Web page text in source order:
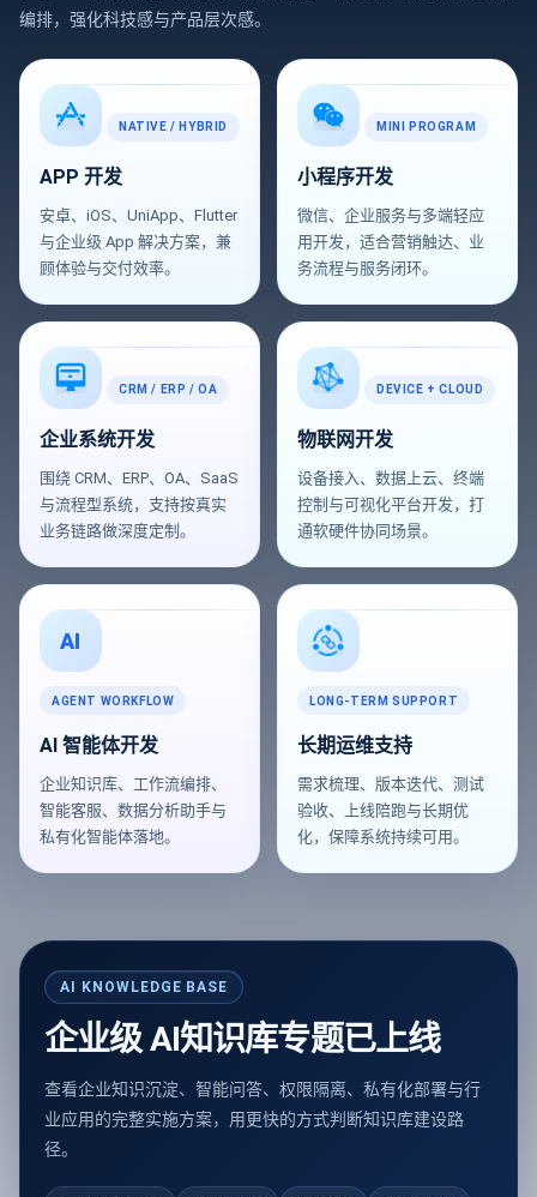
编排，强化科技感与产品层次感。
NATIVE / HYBRID
APP 开发
安卓、iOS、UniApp、Flutter
与企业级 App 解决方案，兼
顾体验与交付效率。
MINI PROGRAM
小程序开发
微信、企业服务与多端轻应
用开发，适合营销触达、业
务流程与服务闭环。
CRM / ERP / OA
企业系统开发
围绕 CRM、ERP、OA、SaaS
与流程型系统，支持按真实
业务链路做深度定制。
DEVICE + CLOUD
物联网开发
设备接入、数据上云、终端
控制与可视化平台开发，打
通软硬件协同场景。
AI
AGENT WORKFLOW
AI 智能体开发
企业知识库、工作流编排、
智能客服、数据分析助手与
私有化智能体落地。
LONG-TERM SUPPORT
长期运维支持
需求梳理、版本迭代、测试
验收、上线陪跑与长期优
化，保障系统持续可用。
AI KNOWLEDGE BASE
企业级 AI知识库专题已上线
查看企业知识沉淀、智能问答、权限隔离、私有化部署与行
业应用的完整实施方案，用更快的方式判断知识库建设路
径。